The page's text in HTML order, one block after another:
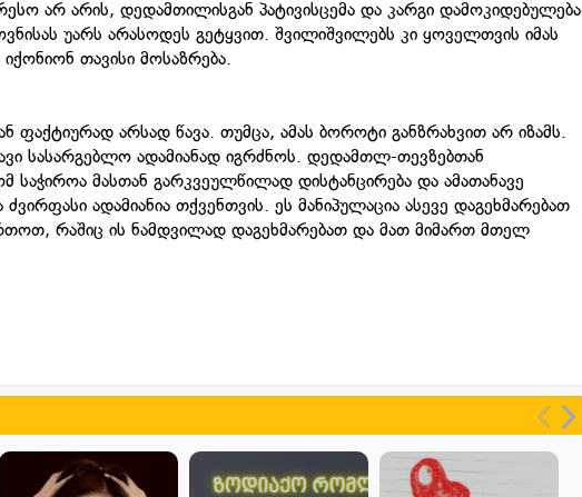
არ არის, დედამთილისგან პატივისცემა და კარგი დამოკიდებულება
უარს არასოდეს გეტყვით. შვილიშვილებს კი ყოველთვის იმას
თავისი მოსაზრება.
ფაქტიურად არსად წავა. თუმცა, ამას ბოროტი განზრახვით არ იზამს.
სასარგებლო ადამიანად იგრძნოს. დედამთლ-თევზებთან
მასთან გარკვეულწილად დისტანცირება და ამათანავე
ადამიანია თქვენთვის. ეს მანიპულაცია ასევე დაგეხმარებათ
რაშიც ის ნამდვილად დაგეხმარებათ და მათ მიმართ მთელ